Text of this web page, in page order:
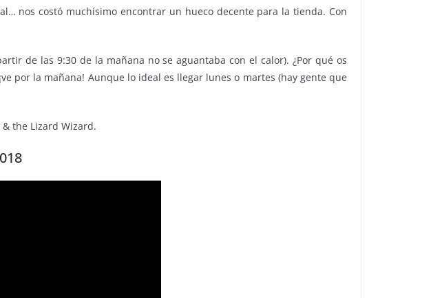
nos costó muchísimo encontrar un hueco decente para la tienda. Con
de las 9:30 de la mañana no se aguantaba con el calor). ¿Por qué os
por la mañana! Aunque lo ideal es llegar lunes o martes (hay gente que
the Lizard Wizard.